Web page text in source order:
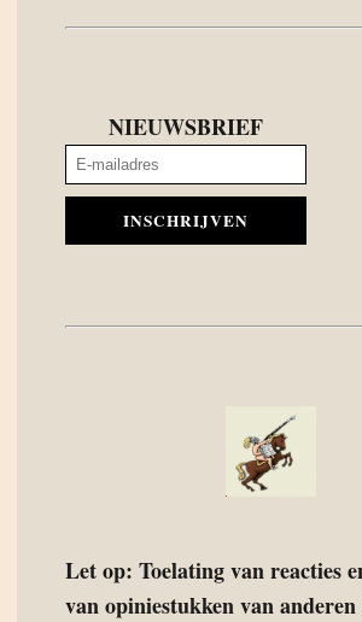
NIEUWSBRIEF
INSCHRIJVEN
Let op: Toelating van reacties
van opiniestukken van anderen